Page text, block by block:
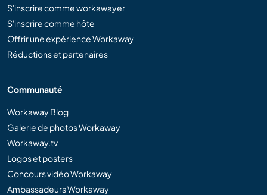
S'inscrire comme workawayer
S'inscrire comme hôte
Offrir une expérience Workaway
Réductions et partenaires
Communauté
Workaway Blog
Galerie de photos Workaway
Workaway.tv
Logos et posters
Concours vidéo Workaway
Ambassadeurs Workaway